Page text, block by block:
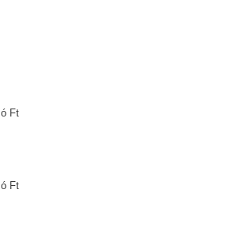
Ft
Ft